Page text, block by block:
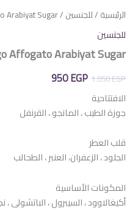
الرئيسية /للجنسين / Mango Affogato Arabiyat Sugar
للجنسين
Affogato Arabiyat Sugar
1.050EGP
السعر
هو:
950EGP
السعر
هو:
الافتتاحية
جوزة الطيب ، المانجو ، القرنفل
قلب العطر
الجلود ، الزعفران، العنبر ، الطحالب
المكونات الأساسية
أكيغالاوود ، السيبرول ، الباتشولى ،